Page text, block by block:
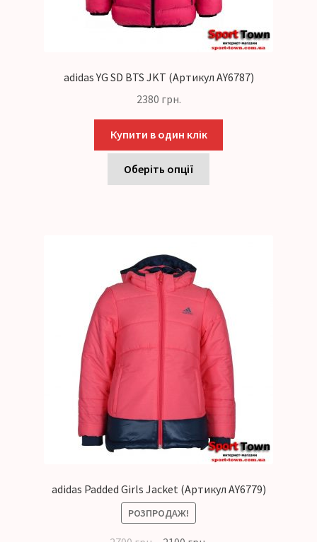
adidas YG SD BTS JKT (Артикул AY6787)
2380 грн.
Купити в один клік
Оберіть опції
adidas Padded Girls Jacket (Артикул AY6779)
РОЗПРОДАЖ!